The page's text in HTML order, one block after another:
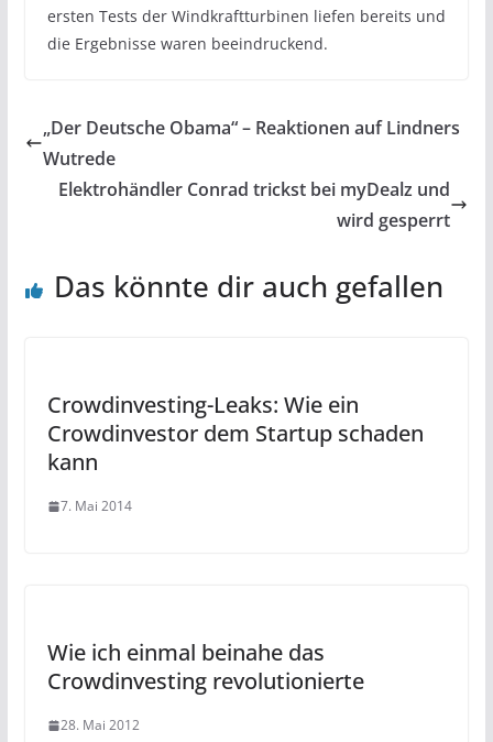
ersten Tests der Windkraftturbinen liefen bereits und
die Ergebnisse waren beeindruckend.
„Der Deutsche Obama“ – Reaktionen auf Lindners
Wutrede
Elektrohändler Conrad trickst bei myDealz und
wird gesperrt
Das könnte dir auch gefallen
Crowdinvesting-Leaks: Wie ein
Crowdinvestor dem Startup schaden
kann
7. Mai 2014
Wie ich einmal beinahe das
Crowdinvesting revolutionierte
28. Mai 2012